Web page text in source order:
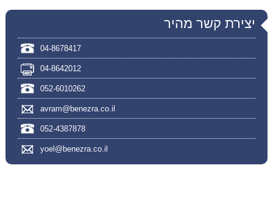
יצירת קשר מהיר
04-8678417
04-8642012
052-6010262
avram@benezra.co.il
052-4387878
yoel@benezra.co.il